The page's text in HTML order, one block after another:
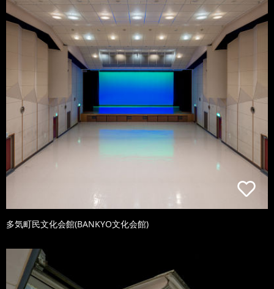
多気町民文化会館(BANKYO文化会館)